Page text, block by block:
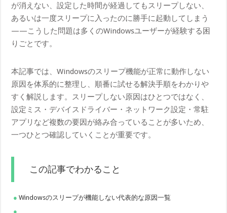
が消えない、設定した時間が経過してもスリープしない、
あるいは一度スリープに入ったのに勝手に起動してしまう
——こうした問題は多くのWindowsユーザーが経験する困
りごとです。
本記事では、Windowsのスリープ機能が正常に動作しない
原因を体系的に整理し、順番に試せる解決手順をわかりや
すく解説します。スリープしない原因はひとつではなく、
設定ミス・デバイスドライバー・ネットワーク設定・常駐
アプリなど複数の要因が絡み合っていることが多いため、
一つひとつ確認していくことが重要です。
この記事でわかること
Windowsのスリープが機能しない代表的な原因一覧